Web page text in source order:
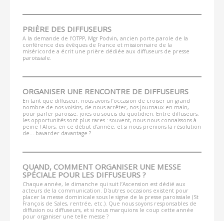
PRIÈRE DES DIFFUSEURS
A la demande de l'OTPP, Mgr Podvin, ancien porte-parole de la
conférence des évêques de France et missionnaire de la
miséricorde a écrit une prière dédiée aux diffuseurs de presse
paroissiale.
ORGANISER UNE RENCONTRE DE DIFFUSEURS
En tant que diffuseur, nous avons l’occasion de croiser un grand
nombre de nos voisins, de nous arrêter, nos journaux en main,
pour parler paroisse, joies ou soucis du quotidien. Entre diffuseurs,
les opportunités sont plus rares : souvent, nous nous connaissons à
peine ! Alors, en ce début d’année, et si nous prenions la résolution
de… bavarder davantage ?
QUAND, COMMENT ORGANISER UNE MESSE
SPÉCIALE POUR LES DIFFUSEURS ?
Chaque année, le dimanche qui suit l’Ascension est dédié aux
acteurs de la communication. D'autres occasions existent pour
placer la messe dominicale sous le signe de la presse paroissiale (St
François de Sales, rentrée, etc.). Que nous soyons responsables de
diffusion ou diffuseurs, et si nous marquions le coup cette année
pour organiser une telle messe ?